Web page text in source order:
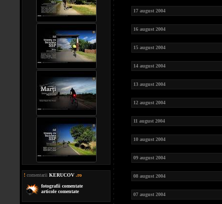
! comentarii KERUCOV .ro
fotografii comentate
articole comentate
17 august 2004
16 august 2004
15 august 2004
14 august 2004
13 august 2004
12 august 2004
11 august 2004
10 august 2004
09 august 2004
08 august 2004
07 august 2004